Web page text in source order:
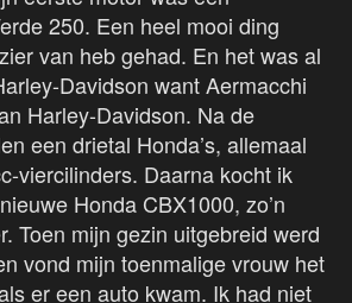
250. Een heel mooi ding
van heb gehad. En het was al
Davidson want Aermacchi
Harley-Davidson. Na de
een drietal Honda’s, allemaal
viercilinders. Daarna kocht ik
Honda CBX1000, zo’n
Toen mijn gezin uitgebreid werd
vond mijn toenmalige vrouw het
er een auto kwam. Ik had niet